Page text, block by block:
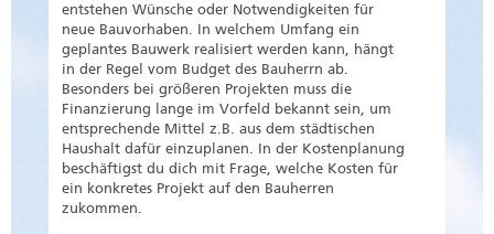
entstehen Wünsche oder Notwendigkeiten für
neue Bauvorhaben. In welchem Umfang ein
geplantes Bauwerk realisiert werden kann, hängt
in der Regel vom Budget des Bauherrn ab.
Besonders bei größeren Projekten muss die
Finanzierung lange im Vorfeld bekannt sein, um
entsprechende Mittel z.B. aus dem städtischen
Haushalt dafür einzuplanen. In der Kostenplanung
beschäftigst du dich mit Frage, welche Kosten für
ein konkretes Projekt auf den Bauherren
zukommen.